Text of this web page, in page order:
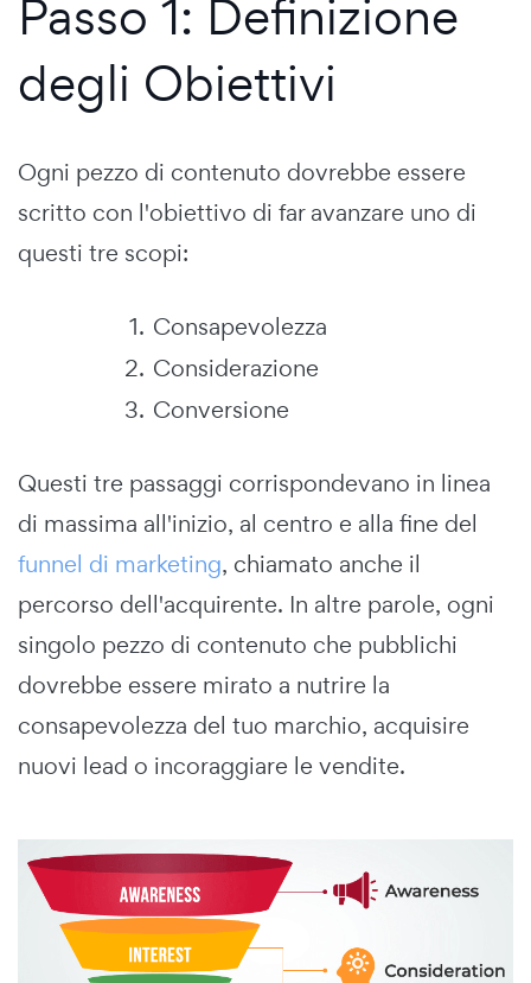
Passo 1: Definizione
degli Obiettivi
Ogni pezzo di contenuto dovrebbe essere
scritto con l'obiettivo di far avanzare uno di
questi tre scopi:
Consapevolezza
Considerazione
Conversione
Questi tre passaggi corrispondevano in linea
di massima all'inizio, al centro e alla fine del
funnel di marketing, chiamato anche il
percorso dell'acquirente. In altre parole, ogni
singolo pezzo di contenuto che pubblichi
dovrebbe essere mirato a nutrire la
consapevolezza del tuo marchio, acquisire
nuovi lead o incoraggiare le vendite.